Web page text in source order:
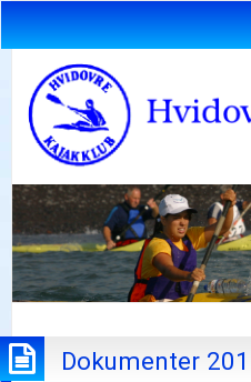
Dokumenter